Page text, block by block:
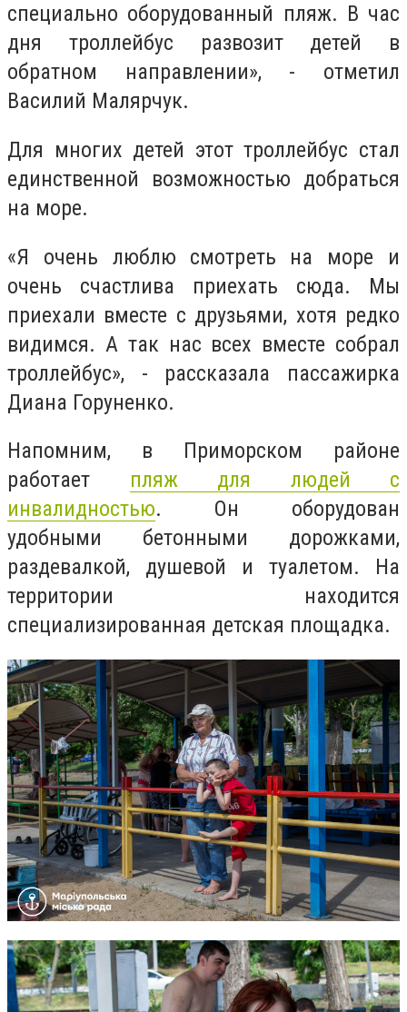
специально оборудованный пляж. В час
дня троллейбус развозит детей в
обратном направлении», - отметил
Василий Малярчук.
Для многих детей этот троллейбус стал
единственной возможностью добраться
на море.
«Я очень люблю смотреть на море и
очень счастлива приехать сюда. Мы
приехали вместе с друзьями, хотя редко
видимся. А так нас всех вместе собрал
троллейбус», - рассказала пассажирка
Диана Горуненко.
Напомним, в Приморском районе
работает пляж для людей с
инвалидностью. Он оборудован
удобными бетонными дорожками,
раздевалкой, душевой и туалетом. На
территории находится
специализированная детская площадка.​